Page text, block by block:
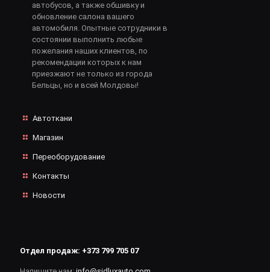
автобусов, а также обшивку и
обновление салона вашего
автомобиля. Опытные сотрудники в
состоянии выполнить любые
пожелания наших клиентов, по
рекомендации которых к нам
приезжают не только из города
Бельцы, но и всей Молдовы!
Автоткани
Магазин
Переоборудование
Контакты
Новости
Отдел продаж: +373 799 705 07